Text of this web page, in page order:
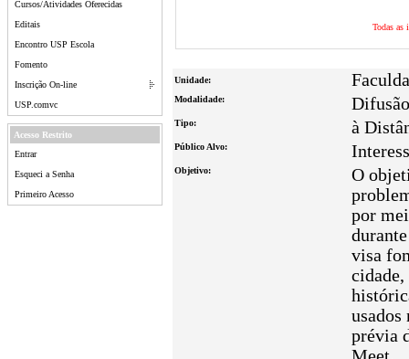
Cursos/Atividades Oferecidas
Editais
Encontro USP Escola
Fomento
Inscrição On-line
USP.comvc
Acesso Restrito
Entrar
Esqueci a Senha
Primeiro Acesso
Todas as
Unidade:
Modalidade: Difusão
Tipo: à
Público Alvo:
Objetivo:
O
por
visa
cidade,
usados
prévia